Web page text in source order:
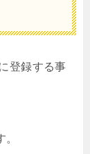
登録する事